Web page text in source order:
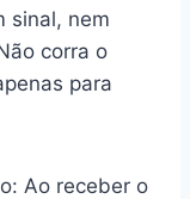
sinal, nem
corra o
para
Ao receber o